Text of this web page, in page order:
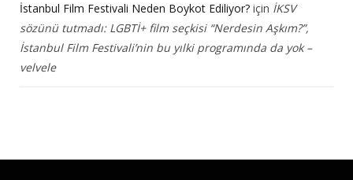
İstanbul Film Festivali Neden Boykot Ediliyor? için İKSV
sözünü tutmadı: LGBTİ+ film seçkisi “Nerdesin Aşkım?”,
İstanbul Film Festivali’nin bu yılki programında da yok –
velvele